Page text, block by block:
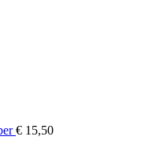
€ 15,50